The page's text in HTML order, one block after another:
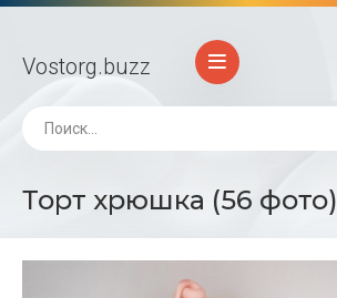
Vostorg.buzz
Торт хрюшка (56 фото)